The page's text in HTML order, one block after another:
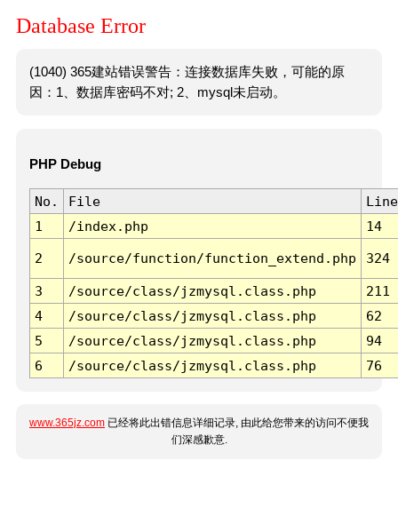
Database Error
(1040) 365建站错误警告：连接数据库失败，可能的原
因：1、数据库密码不对; 2、mysql未启动。
PHP Debug
No. File
Line
1
/index.php 14
2 /source/function/function_extend.php 324
3 /source/class/jzmysql.class.php
211
4
/source/class/jzmysql.class.php
62
5
/source/class/jzmysql.class.php
94
6
/source/class/jzmysql.class.php 76
www.365jz.com 已经将此出错信息详细记录, 由此给您带来的访问不便我
们深感歉意.